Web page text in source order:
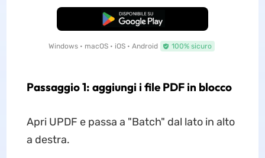
Download Gratis
Windows • macOS • iOS • Android 100% sicuro
Passaggio 1: aggiungi i file PDF in blocco
Apri UPDF e passa a "Batch" dal lato in alto
a destra.